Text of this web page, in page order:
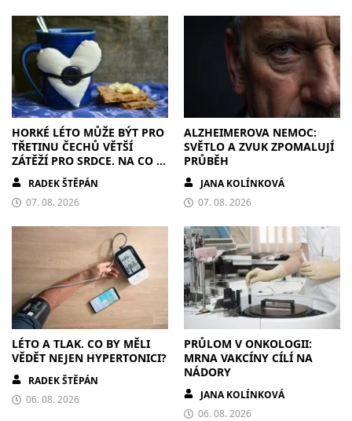
HORKÉ LÉTO MŮŽE BÝT PRO
TŘETINU ČECHŮ VĚTŠÍ
ZÁTĚŽÍ PRO SRDCE. NA CO SI
DÁT POZOR?
RADEK ŠTĚPÁN
07. 08. 2026
ALZHEIMEROVA NEMOC:
SVĚTLO A ZVUK ZPOMALUJÍ
PRŮBĚH
JANA KOLÍNKOVÁ
07. 08. 2026
LÉTO A TLAK. CO BY MĚLI
VĚDĚT NEJEN HYPERTONICI?
RADEK ŠTĚPÁN
06. 08. 2026
PRŮLOM V ONKOLOGII:
MRNA VAKCÍNY CÍLÍ NA
NÁDORY
JANA KOLÍNKOVÁ
06. 08. 2026